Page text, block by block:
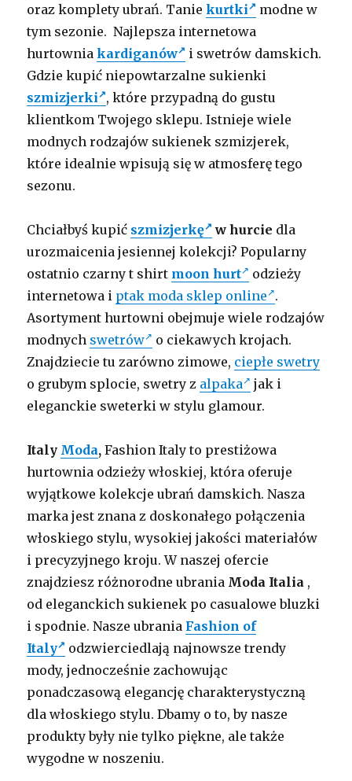
oraz komplety ubrań. Taniekurtki
modne w
tym sezonie. Najlepsza internetowa
hurtowniakardiganów
i swetrów damskich.
Gdzie kupić niepowtarzalne sukienki
szmizjerki , które przypadną do gustu
klientkom Twojego sklepu. Istnieje wiele
modnych rodzajów sukienek szmizjerek,
które idealnie wpisują się w atmosferę tego
sezonu.
Chciałbyś kupić szmizjerkę w hurcie dla
urozmaicenia jesiennej kolekcji? Popularny
ostatnio czarny t shirt moon hurt
odzieży
internetowa i ptak moda sklep online .
Asortyment hurtowni obejmuje wiele rodzajów
modnych swetrów
o ciekawych krojach.
Znajdziecie tu zarówno zimowe, ciepłe swetry
o grubym splocie, swetry z alpaka
jak i
eleganckie sweterki w stylu glamour.
Italy Moda, Fashion Italy to prestiżowa
hurtownia odzieży włoskiej, która oferuje
wyjątkowe kolekcje ubrań damskich. Nasza
marka jest znana z doskonałego połączenia
włoskiego stylu, wysokiej jakości materiałów
i precyzyjnego kroju. W naszej ofercie
znajdziesz różnorodne ubrania Moda Italia ,
od eleganckich sukienek po casualowe bluzki
i spodnie. Nasze ubrania Fashion of
Italy
odzwierciedlają najnowsze trendy
mody, jednocześnie zachowując
ponadczasową elegancję charakterystyczną
dla włoskiego stylu. Dbamy o to, by nasze
produkty były nie tylko piękne, ale także
wygodne w noszeniu.